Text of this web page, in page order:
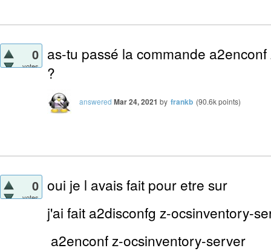
0
votes
as-tu passé la commande
?
answered Mar 24, 2021 by frankb (90.6kpoints)
0
votes
oui je l avais fait pour etre sur
j'ai fait a2disconfg z-ocsinventory-
a2enconf z-ocsinventory-server